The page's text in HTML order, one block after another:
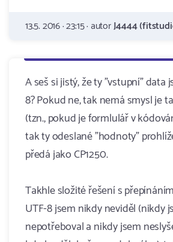
13.5. 2016 · 23:15 · autorJ4444
A seš si jistý, že ty "vstupní" data
8? Pokud ne, tak nemá smysl je
(tzn., pokud je formlulář v
tak ty odeslané "hodnoty"
předá jako CP1250.
Takhle složité řešení s
UTF-8 jsem nikdy neviděl (nikdy
nepotřeboval a nikdy jsem